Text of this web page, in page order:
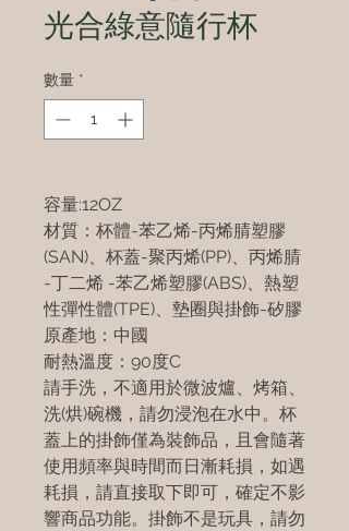
光合綠意隨行杯
數量 *
容量:12OZ
材質：杯體-苯乙烯-丙烯腈塑膠
(SAN)、杯蓋-聚丙烯(PP)、丙烯腈
-丁二烯 -苯乙烯塑膠(ABS)、熱塑
性彈性體(TPE)、墊圈與掛飾-矽膠
原產地：中國
耐熱溫度：90度C
請手洗，不適用於微波爐、烤箱、
洗(烘)碗機，請勿浸泡在水中。杯
蓋上的掛飾僅為裝飾品，且會隨著
使用頻率與時間而日漸耗損，如遇
耗損，請直接取下即可，確定不影
響商品功能。掛飾不是玩具，請勿